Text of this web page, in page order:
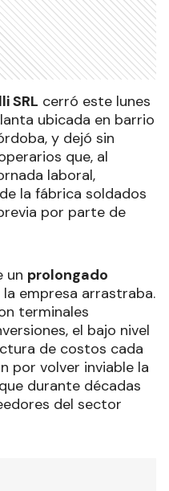
SRL cerró este lunes
ubicada en barrio
y dejó sin
que, al
laboral,
la fábrica soldados
por parte de
un prolongado
la empresa arrastraba.
terminales
el bajo nivel
de costos cada
por volver inviable la
que durante décadas
del sector